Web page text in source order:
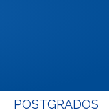
POSTGRADOS